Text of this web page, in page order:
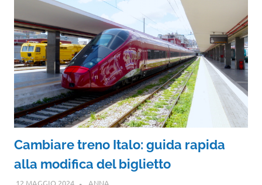
Cambiare treno Italo: guida rapida
alla modifica del biglietto